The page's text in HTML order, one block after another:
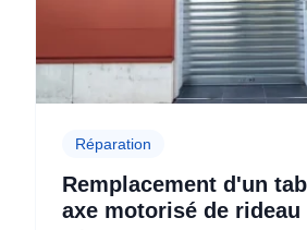
Réparation
Remplacement d'un
axe motorisé de